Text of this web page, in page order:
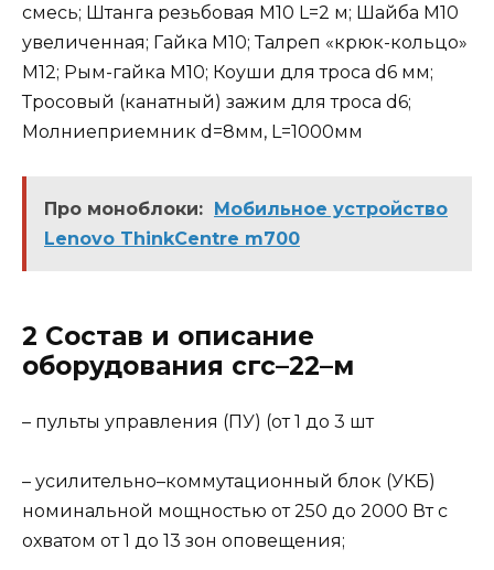
смесь; Штанга резьбовая М10 L=2 м; Шайба М10
увеличенная; Гайка М10; Талреп «крюк-кольцо»
М12; Рым-гайка М10; Коуши для троса d6 мм;
Тросовый (канатный) зажим для троса d6;
Молниеприемник d=8мм, L=1000мм
Про моноблоки: Мобильное устройство
Lenovo ThinkCentre m700
2 Состав и описание
оборудования сгс–22–м
– пульты управления (ПУ) (от 1 до 3 шт
– усилительно–коммутационный блок (УКБ)
номинальной мощностью от 250 до 2000 Вт с
охватом от 1 до 13 зон оповещения;